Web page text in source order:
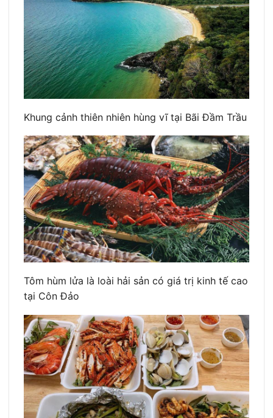
Khung cảnh thiên nhiên hùng vĩ tại Bãi Đầm Trầu
Tôm hùm lửa là loài hải sản có giá trị kinh tế cao
tại Côn Đảo